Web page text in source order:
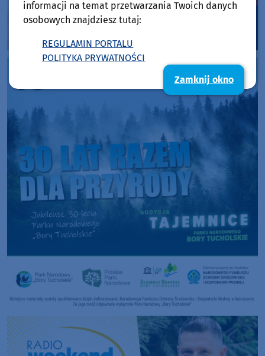
informacji na temat przetwarzania Twoich danych
osobowych znajdziesz tutaj:
REGULAMIN PORTALU
POLITYKA PRYWATNOŚCI
Zamknij okno